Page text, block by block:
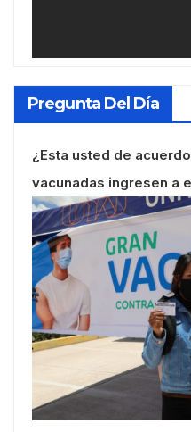
Pregunta Del Día
¿Esta usted de
vacunadas ingresen a